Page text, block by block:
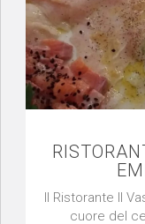
Il Ristorante Il
cuore del